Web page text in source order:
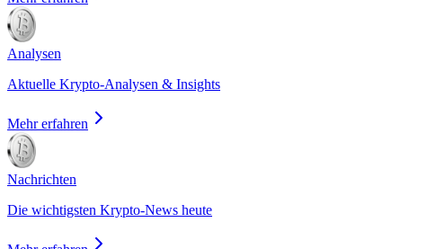
Analysen
Aktuelle Krypto-Analysen & Insights
Mehr erfahren
Nachrichten
Die wichtigsten Krypto-News heute